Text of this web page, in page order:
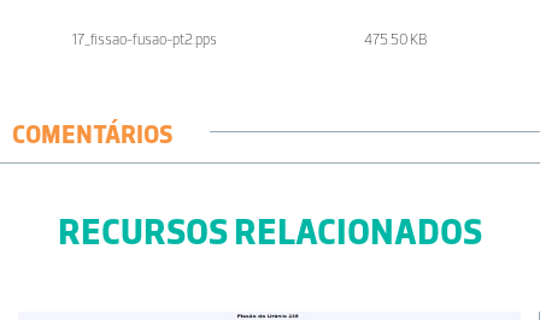
17_fissao-fusao-pt2.pps 475.50 KB
COMENTÁRIOS
RECURSOS RELACIONADOS